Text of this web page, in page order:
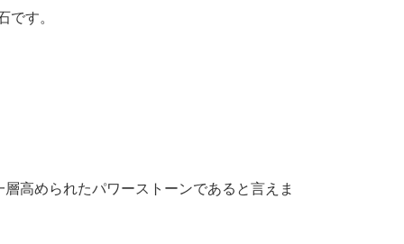
です。
高められたパワーストーンであると言えま